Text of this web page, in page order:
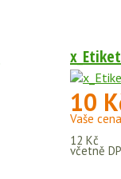
10
Vaše
12 Kč
včetně